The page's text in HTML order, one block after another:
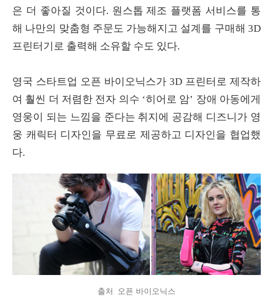
은 더 좋아질 것이다. 원스톱 제조 플랫폼 서비스를 통
해 나만의 맞춤형 주문도 가능해지고 설계를 구매해 3D
프린터기로 출력해 소유할 수도 있다.
영국 스타트업 오픈 바이오닉스가 3D 프린터로 제작하
여 훨씬 더 저렴한 전자 의수 ‘히어로 암’ 장애 아동에게
영웅이 되는 느낌을 준다는 취지에 공감해 디즈니가 영
웅 캐릭터 디자인을 무료로 제공하고 디자인을 협업했
다.
출처: 오픈 바이오닉스